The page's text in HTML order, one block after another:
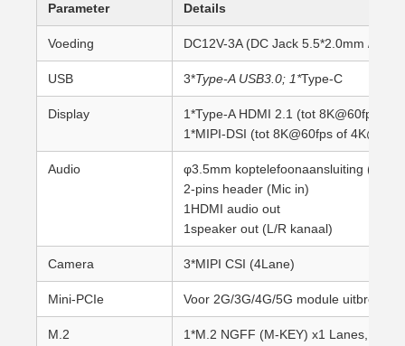
Parameter Details
Voeding DC12V-3A (DC Jack 5.5*2.0mm /
USB 3*Type-A USB3.0; 1*Type-C
Display
1*Type-A HDMI 2.1 (tot 8K@60fps of
1*MIPI-DSI (tot 8K@60fps of
Audio
φ3.5mm koptelefoonaansluiting (L/R
2-pins header (Mic in)
1HDMI audio out
1speaker out (L/R kanaal)
Camera 3*MIPI CSI (4Lane)
Mini-PCIe Voor 2G/3G/4G/5G module uitbreiding
M.2 1*M.2 NGFF (M-KEY) x1 Lanes,